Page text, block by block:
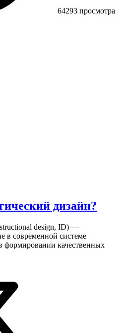
64293 просмотра
дизайн?
design, ID) —
в современной системе
формировании качественных